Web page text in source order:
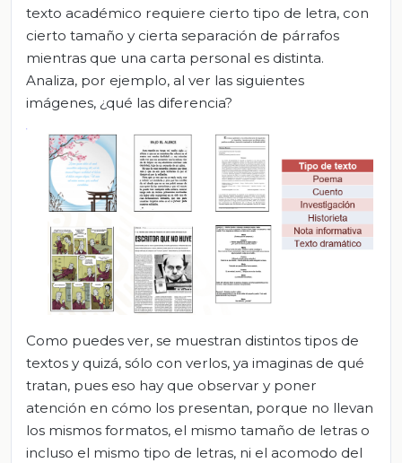
texto académico requiere cierto tipo de letra, con
cierto tamaño y cierta separación de párrafos
mientras que una carta personal es distinta.
Analiza, por ejemplo, al ver las siguientes
imágenes, ¿qué las diferencia?
Como puedes ver, se muestran distintos tipos de
textos y quizá, sólo con verlos, ya imaginas de qué
tratan, pues eso hay que observar y poner
atención en cómo los presentan, porque no llevan
los mismos formatos, el mismo tamaño de letras o
incluso el mismo tipo de letras, ni el acomodo del